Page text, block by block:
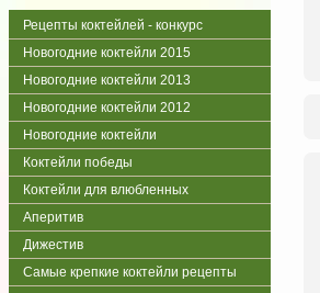
Рецепты коктейлей - конкурс
Новогодние коктейли 2015
Новогодние коктейли 2013
Новогодние коктейли 2012
Новогодние коктейли
Коктейли победы
Коктейли для влюбленных
Аперитив
Дижестив
Самые крепкие коктейли рецепты